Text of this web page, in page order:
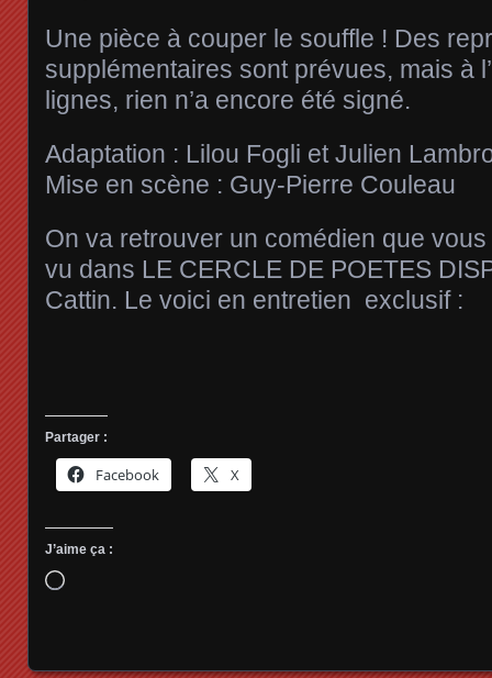
Une pièce à couper le souffle ! Des
supplémentaires sont prévues, mais à
lignes, rien n’a encore été signé.
Adaptation : Lilou Fogli et Julien
Mise en scène : Guy-Pierre Couleau
On va retrouver un comédien que
vu dans LE CERCLE DE POETES
Cattin. Le voici en entretien exclusif :
Partager :
Facebook X
J’aime ça :
Chargement…